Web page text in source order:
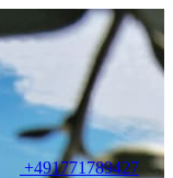
+491771789427